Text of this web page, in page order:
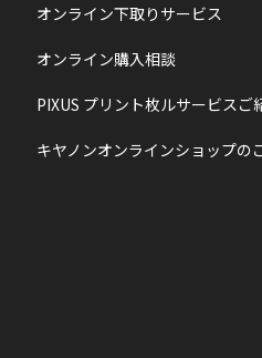
オンライン下取りサービス
オンライン購入相談
PIXUS プリント枚ルサービスご
キヤノンオンラインショップの